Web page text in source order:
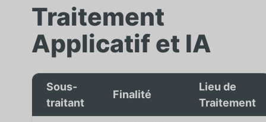
Traitement
Applicatif et IA
Sous-
traitant
Finalité
Lieu de
Traitement